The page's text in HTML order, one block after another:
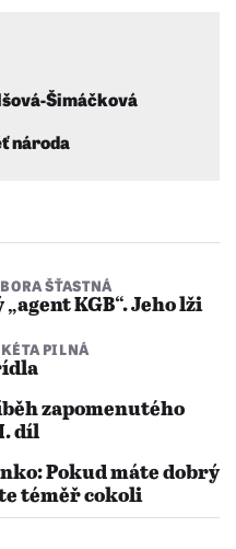
národa
Šimáčková
ŠŤASTNÁ
KGB“. Jeho lži
PILNÁ
zapomenutého
díl
Pokud máte dobrý
téměř cokoli